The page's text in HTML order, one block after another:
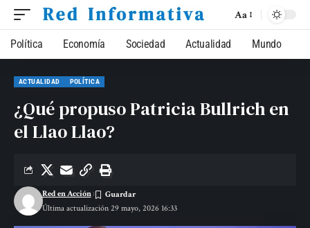
Aa
Política Economía Sociedad Actualidad Mundo
ACTUALIDAD POLÍTICA
¿Qué propuso Patricia Bullrich en
el Llao Llao?
Última actualización 29 mayo, 2026 16:33
Red en Acción